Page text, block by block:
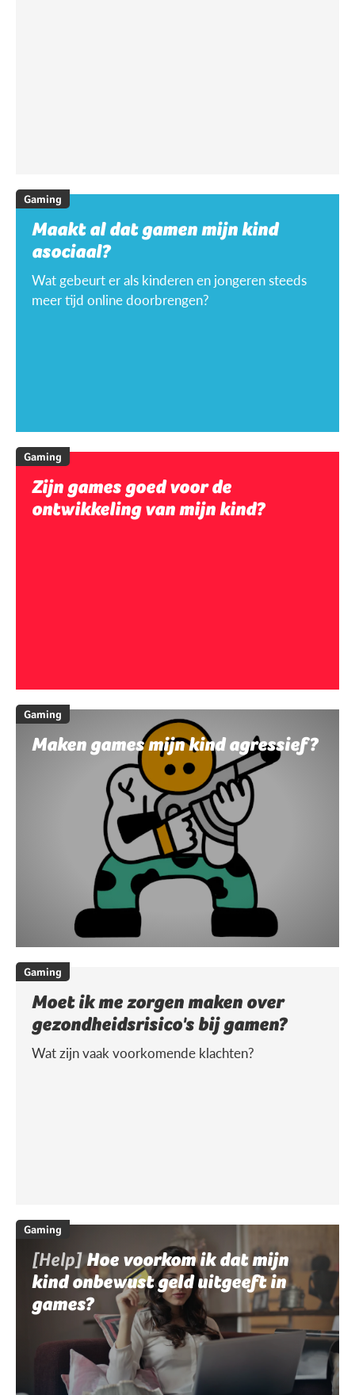
Gaming
Maakt al dat gamen mijn kind
asociaal?
Wat gebeurt er als kinderen en jongeren steeds
meer tijd online doorbrengen?
Gaming
Zijn games goed voor de
ontwikkeling van mijn kind?
Gaming
Maken games mijn kind agressief?
Gaming
Moet ik me zorgen maken over
gezondheidsrisico's bij gamen?
Wat zijn vaak voorkomende klachten?
Gaming
[Help]Hoe voorkom ik dat mijn
kind onbewust geld uitgeeft in
games?